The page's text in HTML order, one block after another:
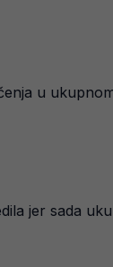
u
jer sada